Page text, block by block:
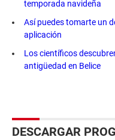
temporada navideña
Así puedes tomarte un
aplicación
Los científicos
antigüedad en Belice
DESCARGAR